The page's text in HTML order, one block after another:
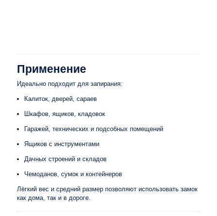
Применение
Идеально подходит для запирания:
Калиток, дверей, сараев
Шкафов, ящиков, кладовок
Гаражей, технических и подсобных помещений
Ящиков с инструментами
Дачных строений и складов
Чемоданов, сумок и контейнеров
Лёгкий вес и средний размер позволяют использовать замок
как дома, так и в дороге.